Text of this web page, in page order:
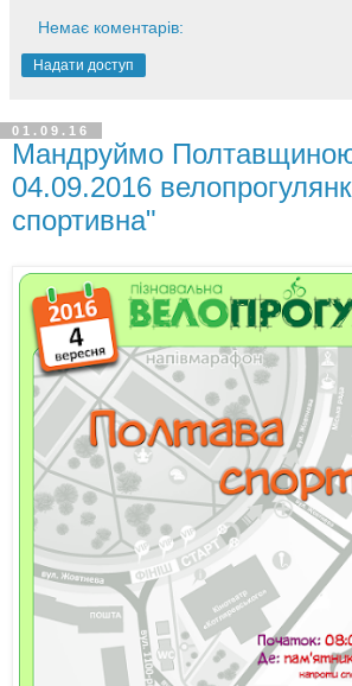
Немає коментарів:
Надати доступ
01.09.16
Мандруймо
04.09.2016
спортивна"